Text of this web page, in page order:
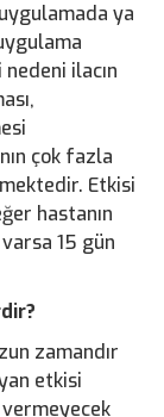
ya
ilacın
çok fazla
Etkisi
hastanın
15 gün
zamandır
etkisi